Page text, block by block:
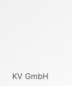
KV GmbH